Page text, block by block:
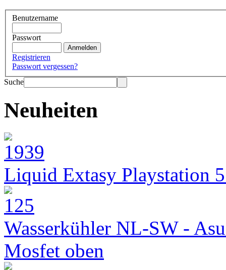
Benutzername
Passwort
Registrieren
Passwort vergessen?
Suche
Neuheiten
Liquid Extasy Playstation
Wasserkühler NL-SW -
Mosfet oben